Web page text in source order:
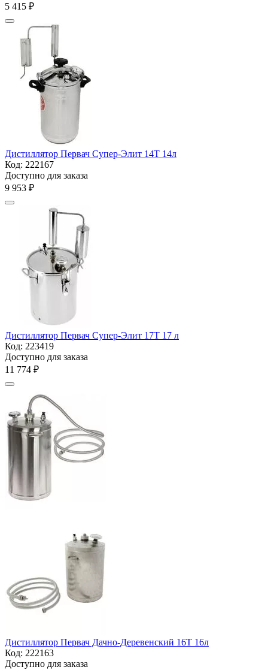
5 415 ₽
Дистиллятор Первач Супер-Элит 14Т 14л
Код: 222167
Доступно для заказа
9 953 ₽
Дистиллятор Первач Супер-Элит 17Т 17 л
Код: 223419
Доступно для заказа
11 774 ₽
Дистиллятор Первач Дачно-Деревенский 16Т 16л
Код: 222163
Доступно для заказа